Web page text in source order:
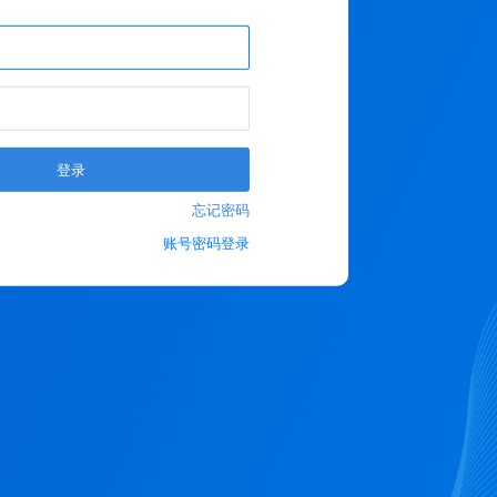
登录
忘记密码
账号密码登录